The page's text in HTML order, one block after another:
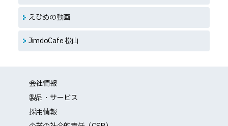
えひめの動画
JimdoCafe 松山
会社情報
製品・サービス
採用情報